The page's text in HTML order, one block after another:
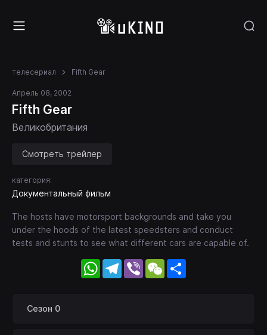
телесериал Fifth Gear
Апрель 08, 2002
Fifth Gear
Великобритания
Смотреть трейлер
категория:
Документальный фильм
The hosts have motorsport backgrounds and take you
under the hoods of the latest speedsters and conduct
tests and stunts to see what different cars are capable of.
WhatsApp
Telegram
Viber WeChat
Сезон 0